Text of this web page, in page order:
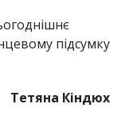
підсумку
Тетяна Кіндюх